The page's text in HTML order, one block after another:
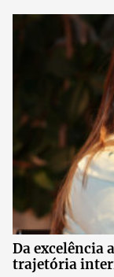
Da excelência
trajetória